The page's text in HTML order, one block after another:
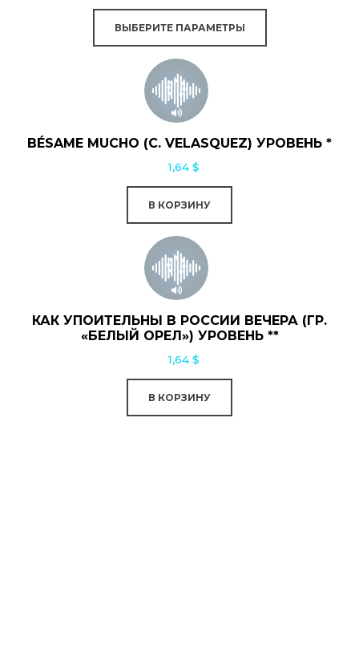
ВЫБЕРИТЕ ПАРАМЕТРЫ
BÉSAME MUCHO (C. VELASQUEZ) УРОВЕНЬ *
1,64 $
В КОРЗИНУ
КАК УПОИТЕЛЬНЫ В РОССИИ ВЕЧЕРА (ГР.
«БЕЛЫЙ ОРЕЛ») УРОВЕНЬ **
1,64 $
В КОРЗИНУ